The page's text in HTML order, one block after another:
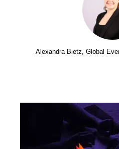
Alexandra Bietz, Global